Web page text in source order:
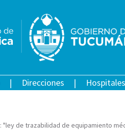
Direcciones Hospitales
"ley de trazabilidad de equipamiento